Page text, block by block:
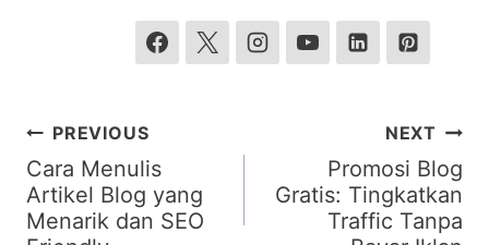
Post
navigation
PREVIOUS
Cara Menulis
Artikel Blog yang
Menarik dan SEO
NEXT
Promosi Blog
Gratis: Tingkatkan
Traffic Tanpa